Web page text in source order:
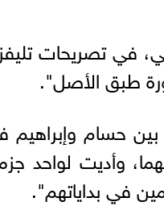
في تصريحات
طبق الأصل".
حسام وإبراهيم
وأديت لواحد
في بداياتهم".